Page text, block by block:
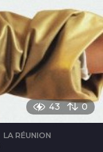
43 0
,LA RÉUNION